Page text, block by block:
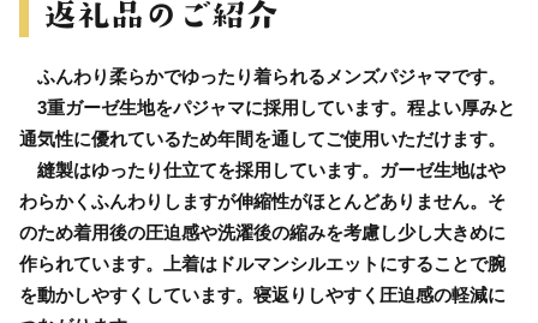
ふんわり柔らかでゆったり着られるメンズパジャマです。
3重ガーゼ生地をパジャマに採用しています。程よい厚みと
通気性に優れているため年間を通してご使用いただけます。
縫製はゆったり仕立てを採用しています。ガーゼ生地はや
わらかくふんわりしますが伸縮性がほとんどありません。そ
のため着用後の圧迫感や洗濯後の縮みを考慮し少し大きめに
作られています。上着はドルマンシルエットにすることで腕
を動かしやすくしています。寝返りしやすく圧迫感の軽減に